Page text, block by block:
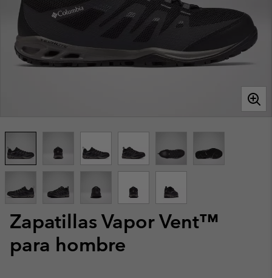
Zapatillas Vapor Vent™
para hombre